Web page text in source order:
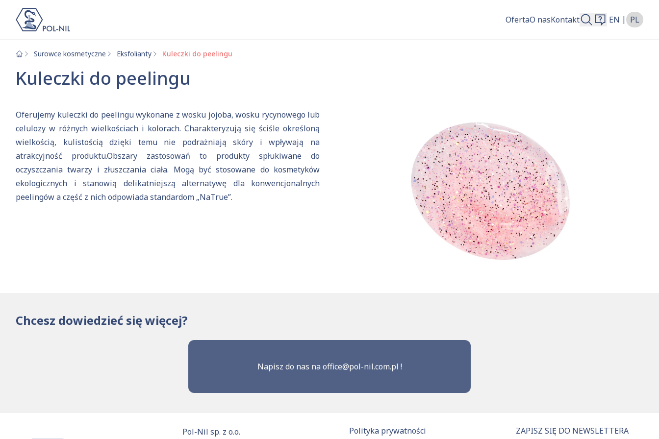
OfertaO nasKontakt EN | PL
Surowce kosmetyczne Eksfolianty Kuleczki do peelingu
Kuleczki do peelingu
Oferujemy kuleczki do peelingu wykonane z wosku jojoba, wosku rycynowego lub
celulozy w różnych wielkościach i kolorach. Charakteryzują się ściśle określoną
wielkością, kulistością dzięki temu nie podrażniają skóry i wpływają na
atrakcyjność produktu.Obszary zastosowań to produkty spłukiwane do
oczyszczania twarzy i złuszczania ciała. Mogą być stosowane do kosmetyków
ekologicznych i stanowią delikatniejszą alternatywę dla konwencjonalnych
peelingów a część z nich odpowiada standardom „NaTrue”.
Chcesz dowiedzieć się więcej?
Napisz do nas na office@pol-nil.com.pl !
Pol-Nil sp. z o.o.
Polityka prywatności
ZAPISZ SIĘ DO NEWSLETTERA
Aktualnie niczego nie dodałeś do zapytania.
Przejdź dooferty i dodaj surowce, o których chcesz dowiedzieć się więcej.
Szukaj